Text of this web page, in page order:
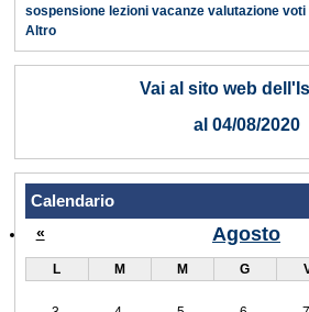
sospensione lezioni vacanze valutazione voti
Altro
Vai al sito web
al 04/08/2020
Calendario
Agosto
«
L M M G